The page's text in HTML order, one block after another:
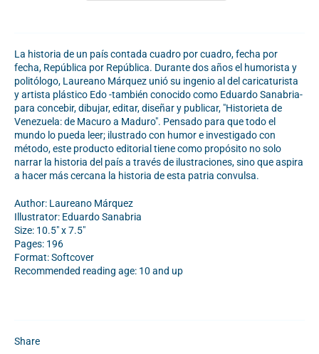
La historia de un país contada cuadro por cuadro, fecha por
fecha, República por República. Durante dos años el humorista y
politólogo, Laureano Márquez unió su ingenio al del caricaturista
y artista plástico Edo -también conocido como Eduardo Sanabria-
para concebir, dibujar, editar, diseñar y publicar, "Historieta de
Venezuela: de Macuro a Maduro". Pensado para que todo el
mundo lo pueda leer; ilustrado con humor e investigado con
método, este producto editorial tiene como propósito no solo
narrar la historia del país a través de ilustraciones, sino que aspira
a hacer más cercana la historia de esta patria convulsa.
Author: Laureano Márquez
Illustrator: Eduardo Sanabria
Size: 10.5" x 7.5"
Pages: 196
Format: Softcover
Recommended reading age: 10 and up
Share